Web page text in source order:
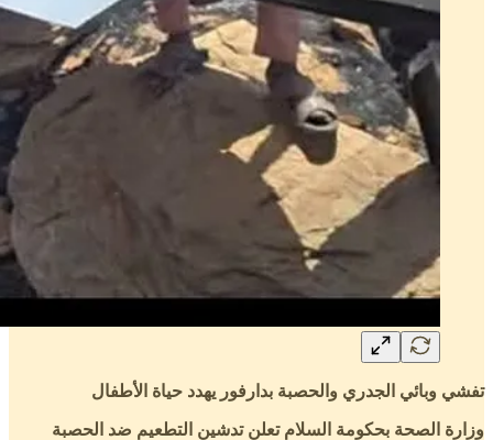
تفشي وبائي الجدري والحصبة بدارفور يهدد حياة الأطفال
وزارة الصحة بحكومة السلام تعلن تدشين التطعيم ضد الحصبة